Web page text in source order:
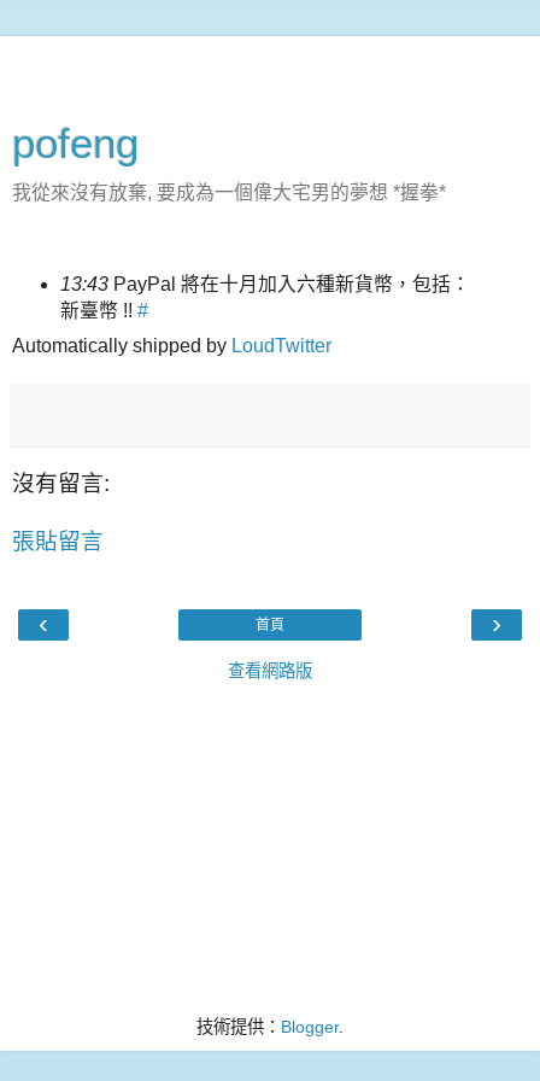
pofeng
我從來沒有放棄, 要成為一個偉大宅男的夢想 *握拳*
13:43PayPal 將在十月加入六種新貨幣，包括：
新臺幣 !! #
Automatically shipped by LoudTwitter
沒有留言:
張貼留言
‹ ›
首頁
查看網路版
技術提供： Blogger.